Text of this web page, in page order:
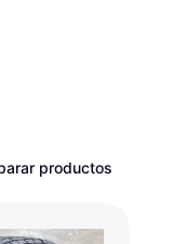
productos